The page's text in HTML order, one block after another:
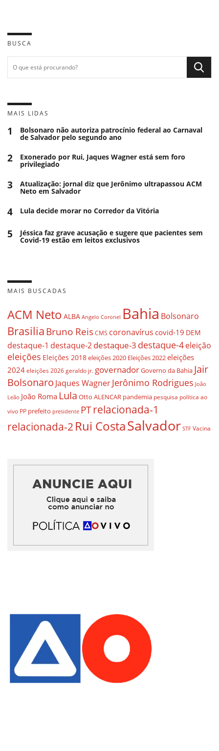
BUSCA
MAIS LIDAS
1 Bolsonaro não autoriza patrocínio federal ao Carnaval
de Salvador pelo segundo ano
2 Exonerado por Rui, Jaques Wagner está sem foro
privilegiado
3 Atualização: jornal diz que Jerônimo ultrapassou ACM
Neto em Salvador
4 Lula decide morar no Corredor da Vitória
5 Jéssica faz grave acusação e sugere que pacientes sem
Covid-19 estão em leitos exclusivos
MAIS BUSCADAS
ACM Neto ALBA Angelo Coronel Bahia Bolsonaro
BrasiliaBruno ReisCMS coronavírus covid-19 DEM
destaque-1 destaque-2destaque-3 destaque-4eleição
eleições Eleições 2018eleições 2020 Eleições 2022eleições
2024 eleições 2026 geraldo jr. governadorGoverno da Bahia Jair
Bolsonaro Jaques WagnerJerônimo Rodrigues João
Leão João Roma Lula Otto ALENCAR pandemia pesquisa política ao
vivo PP prefeito presidente PTrelacionada-1
relacionada-2 Rui CostaSalvador STF Vacina